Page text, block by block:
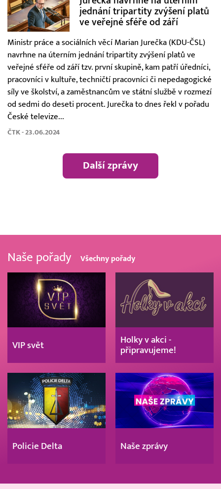
jednání tripartity zvýšení platů
ve veřejné sféře od září
Ministr práce a sociálních věcí Marian Jurečka (KDU-ČSL)
navrhne na úterním jednání tripartity zvýšení platů ve
veřejné sféře od září tzv. první skupině, kam patří úředníci,
pracovníci v kultuře, techničtí pracovníci či nepedagogické
síly ve školství, a zaměstnancům ve státní službě v rozmezí
od sedmi do deseti procent. Jurečka to dnes řekl v pořadu
České televize...
ČTK - 23.06.2024
Další zprávy
Naše pořady Všechny pořady
VIP svět
Holky v akci -
připravujeme!
Policie Delta Naše zprávy